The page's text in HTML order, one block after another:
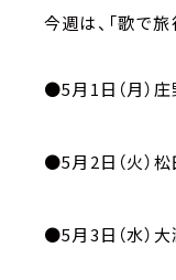
今週は、「歌で
●5月1日（月）
●5月2日（火）
●5月3日（水）